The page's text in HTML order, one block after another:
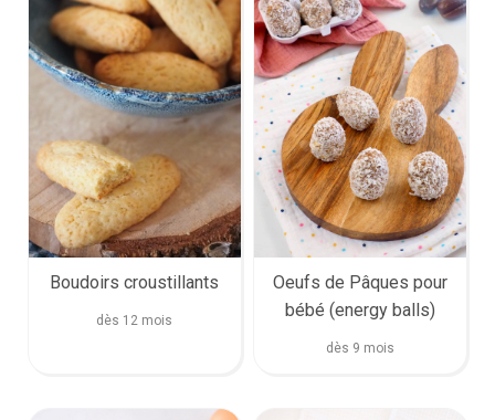
Boudoirs croustillants
dès 12 mois
Oeufs de Pâques pour
bébé (energy balls)
dès 9 mois